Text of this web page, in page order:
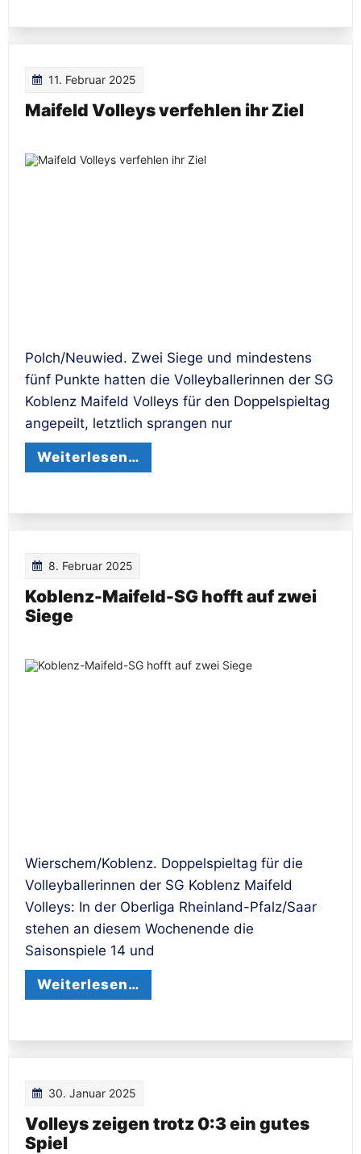
11. Februar 2025
Maifeld Volleys verfehlen ihr Ziel
Polch/Neuwied. Zwei Siege und mindestens
fünf Punkte hatten die Volleyballerinnen der SG
Koblenz Maifeld Volleys für den Doppelspieltag
angepeilt, letztlich sprangen nur
Weiterlesen…
8. Februar 2025
Koblenz-Maifeld-SG hofft auf zwei
Siege
Wierschem/Koblenz. Doppelspieltag für die
Volleyballerinnen der SG Koblenz Maifeld
Volleys: In der Oberliga Rheinland-Pfalz/Saar
stehen an diesem Wochenende die
Saisonspiele 14 und
Weiterlesen…
30. Januar 2025
Volleys zeigen trotz 0:3 ein gutes
Spiel